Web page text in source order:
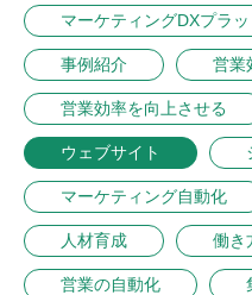
マーケティングDXプラ
事例紹介 営業
営業効率を向上させる
ウェブサイト
マーケティング自動化
人材育成 働き
営業の自動化